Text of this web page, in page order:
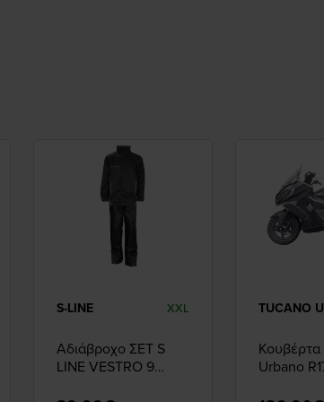
S-LINE XXL
Αδιάβροχο ΣΕΤ S
LINE VESTRO 9
TUCANO
Urbano